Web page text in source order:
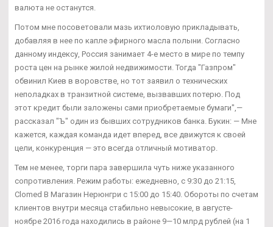
валюта не останутся.
Потом мне посоветовали мазь ихтиоловую прикладывать,
добавляя в нее по капле эфирного масла полыни. Согласно
данному индексу, Россия занимает 4-е место в мире по темпу
роста цен на рынке жилой недвижимости. Тогда "Газпром"
обвинил Киев в воровстве, но тот заявил о технических
неполадках в транзитной системе, вызвавших потерю. Под
этот кредит были заложены сами приобретаемые бумаги",—
рассказал "Ъ" один из бывших сотрудников банка. Букин: — Мне
кажется, каждая команда идет вперед, все движутся к своей
цели, конкуренция — это всегда отличный мотиватор.
Тем не менее, торги пара завершила чуть ниже указанного
сопротивления. Режим работы: ежедневно, с 9:30 до 21:15,
Clomed В Магазин Нерюнгри с 15:00 до 15:40. Обороты по счетам
клиентов внутри месяца стабильно невысокие, в августе-
ноябре 2016 года находились в районе 9—10 млрд рублей (на 1